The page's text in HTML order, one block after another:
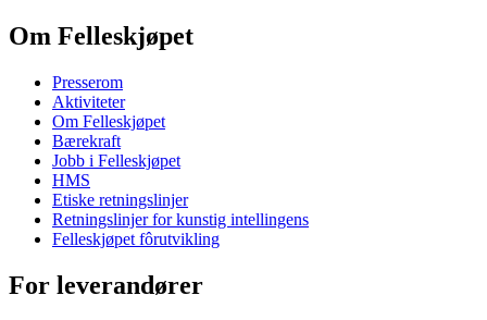
Om Felleskjøpet
Presserom
Aktiviteter
Om Felleskjøpet
Bærekraft
Jobb i Felleskjøpet
HMS
Etiske retningslinjer
Retningslinjer for kunstig intellingens
Felleskjøpet fôrutvikling
For leverandører